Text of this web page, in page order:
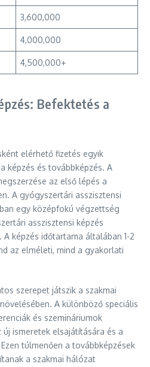
3,600,000
4,000,000
4,500,000+
Befektetés a
elérhető fizetés egyik
képzés és továbbképzés. A
az első lépés a
A gyógyszertári asszisztensi
egy középfokú végzettség
asszisztensi képzés
képzés időtartama általában 1-2
az elméleti, mind a gyakorlati
szerepet játszik a szakmai
A különböző speciális
és szemináriumok
ismeretek elsajátítására és a
túlmenően a továbbképzések
a szakmai hálózat